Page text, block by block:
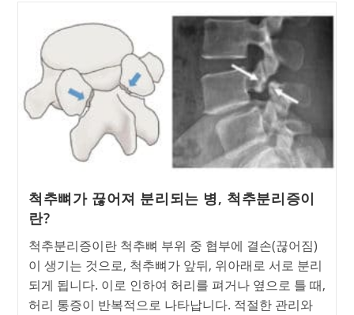
어
긋
병,
‘척
추
방
전
증’의
것!
척추뼈가 끊어져 분리되는 병, 척추분리증이
란?
척추분리증이란 척추뼈 부위 중 협부에 결손(끊어짐)
이 생기는 것으로, 척추뼈가 앞뒤, 위아래로 서로 분리
되게 됩니다. 이로 인하여 허리를 펴거나 옆으로 틀 때,
허리 통증이 반복적으로 나타납니다. 적절한 관리와